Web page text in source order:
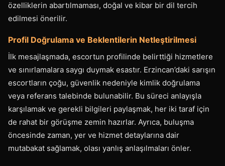
özelliklerin abartılmaması, doğal ve kibar bir dil tercih
edilmesi önerilir.
Profil Doğrulama ve Beklentilerin Netleştirilmesi
İlk mesajlaşmada, escortun profilinde belirttiği hizmetlere
ve sınırlamalara saygı duymak esastır. Erzincan’daki sarışın
escortların çoğu, güvenlik nedeniyle kimlik doğrulama
veya referans talebinde bulunabilir. Bu süreci anlayışla
karşılamak ve gerekli bilgileri paylaşmak, her iki taraf için
de rahat bir görüşme zemin hazırlar. Ayrıca, buluşma
öncesinde zaman, yer ve hizmet detaylarına dair
mutabakat sağlamak, olası yanlış anlaşılmaları önler.